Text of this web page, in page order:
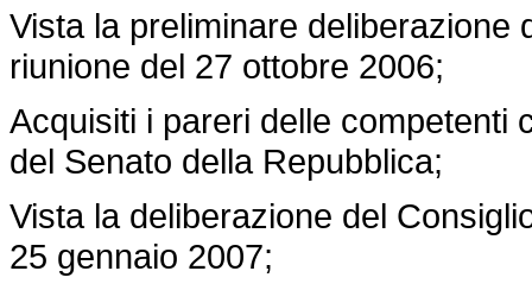
Vista la preliminare deliberazione
riunione del 27 ottobre 2006;
Acquisiti i pareri delle competenti
del Senato della Repubblica;
Vista la deliberazione del
25 gennaio 2007;